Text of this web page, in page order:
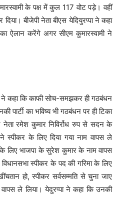
के पक्ष में कुल 117 वोट पड़े। वहीं
बीजेपी नेता बीएस येदियुरप्पा ने कहा
ऐलान करेंगे अगर सीएम कुमारस्वामी ने
ने कहा कि काफी सोच-समझकर ही गठबंधन
पार्टी का भविष्य भी गठबंधन पर ही टिका
रमेश कुमार निविर्रोध रुप से सदन के
के लिए दिया गया नाम वापस ले
के लिए भाजपा के सुरेश कुमार के नाम वापस
स्पीकर के पद की गरिमा के लिए
हो, स्पीकर सर्वसम्मति से चुना जाए
ले लिया। येदुरप्पा ने कहा कि उनकी